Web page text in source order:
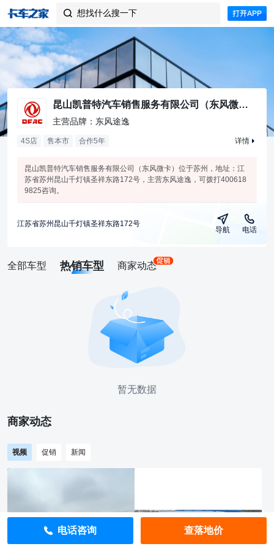
 想找什么搜一下
昆山凯普特汽车销售服务有限公司（东风微卡）
主营品牌：东风途逸
4S店 售本市 合作5年 详情
昆山凯普特汽车销售服务有限公司（东风微卡）位于苏州，地址：江
苏省苏州昆山千灯镇圣祥东路172号，主营东风途逸，可拨打400618
9825咨询。
江苏省苏州昆山千灯镇圣祥东路172号
导航 电话
全部车型 热销车型 商家动态
暂无数据
商家动态
视频 促销 新闻
电话咨询 查落地价